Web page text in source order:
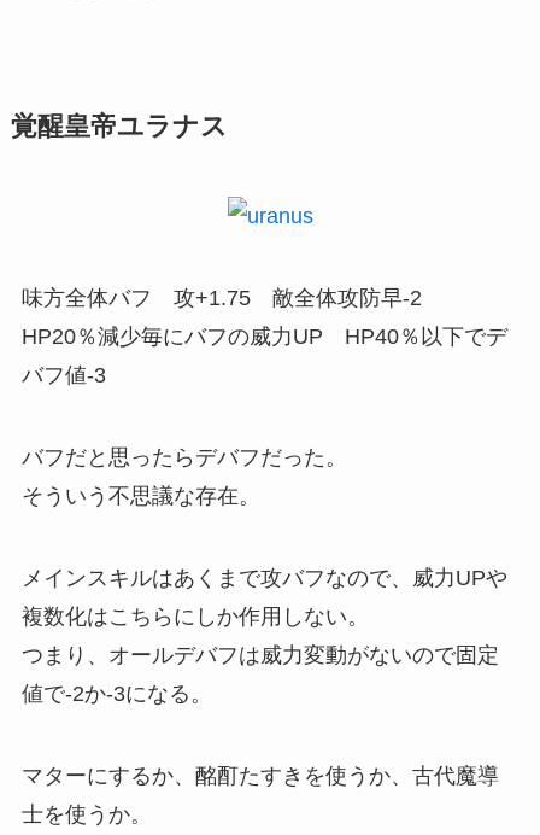
覚醒皇帝ユラナス
味方全体バフ 攻+1.75 敵全体攻防早-2
HP20％減少毎にバフの威力UP HP40％以下でデ
バフ値-3
バフだと思ったらデバフだった。
そういう不思議な存在。
メインスキルはあくまで攻バフなので、威力UPや
複数化はこちらにしか作用しない。
つまり、オールデバフは威力変動がないので固定
値で-2か-3になる。
マターにするか、酩酊たすきを使うか、古代魔導
士を使うか。